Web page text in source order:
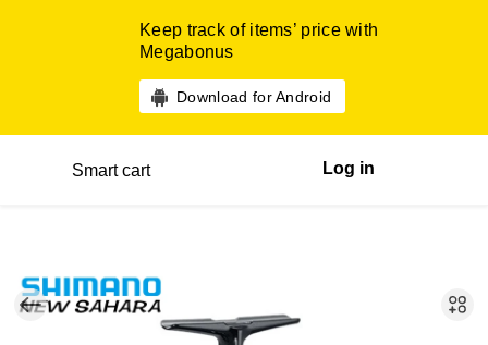
Keep track of items’ price with
Megabonus
Download for Android
Smart cart Log in